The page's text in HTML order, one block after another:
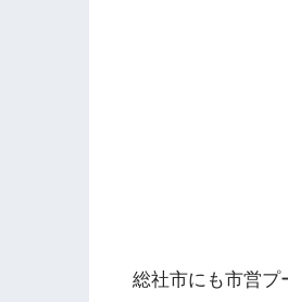
総社市にも市営プ